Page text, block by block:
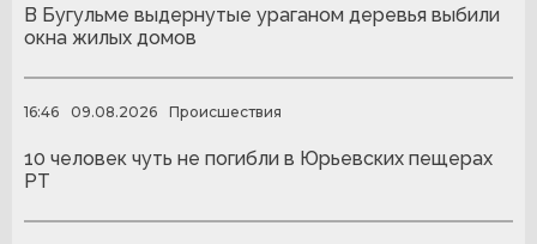
В Бугульме выдернутые ураганом деревья выбили
окна жилых домов
16:46 09.08.2026 Происшествия
10 человек чуть не погибли в Юрьевских пещерах
РТ